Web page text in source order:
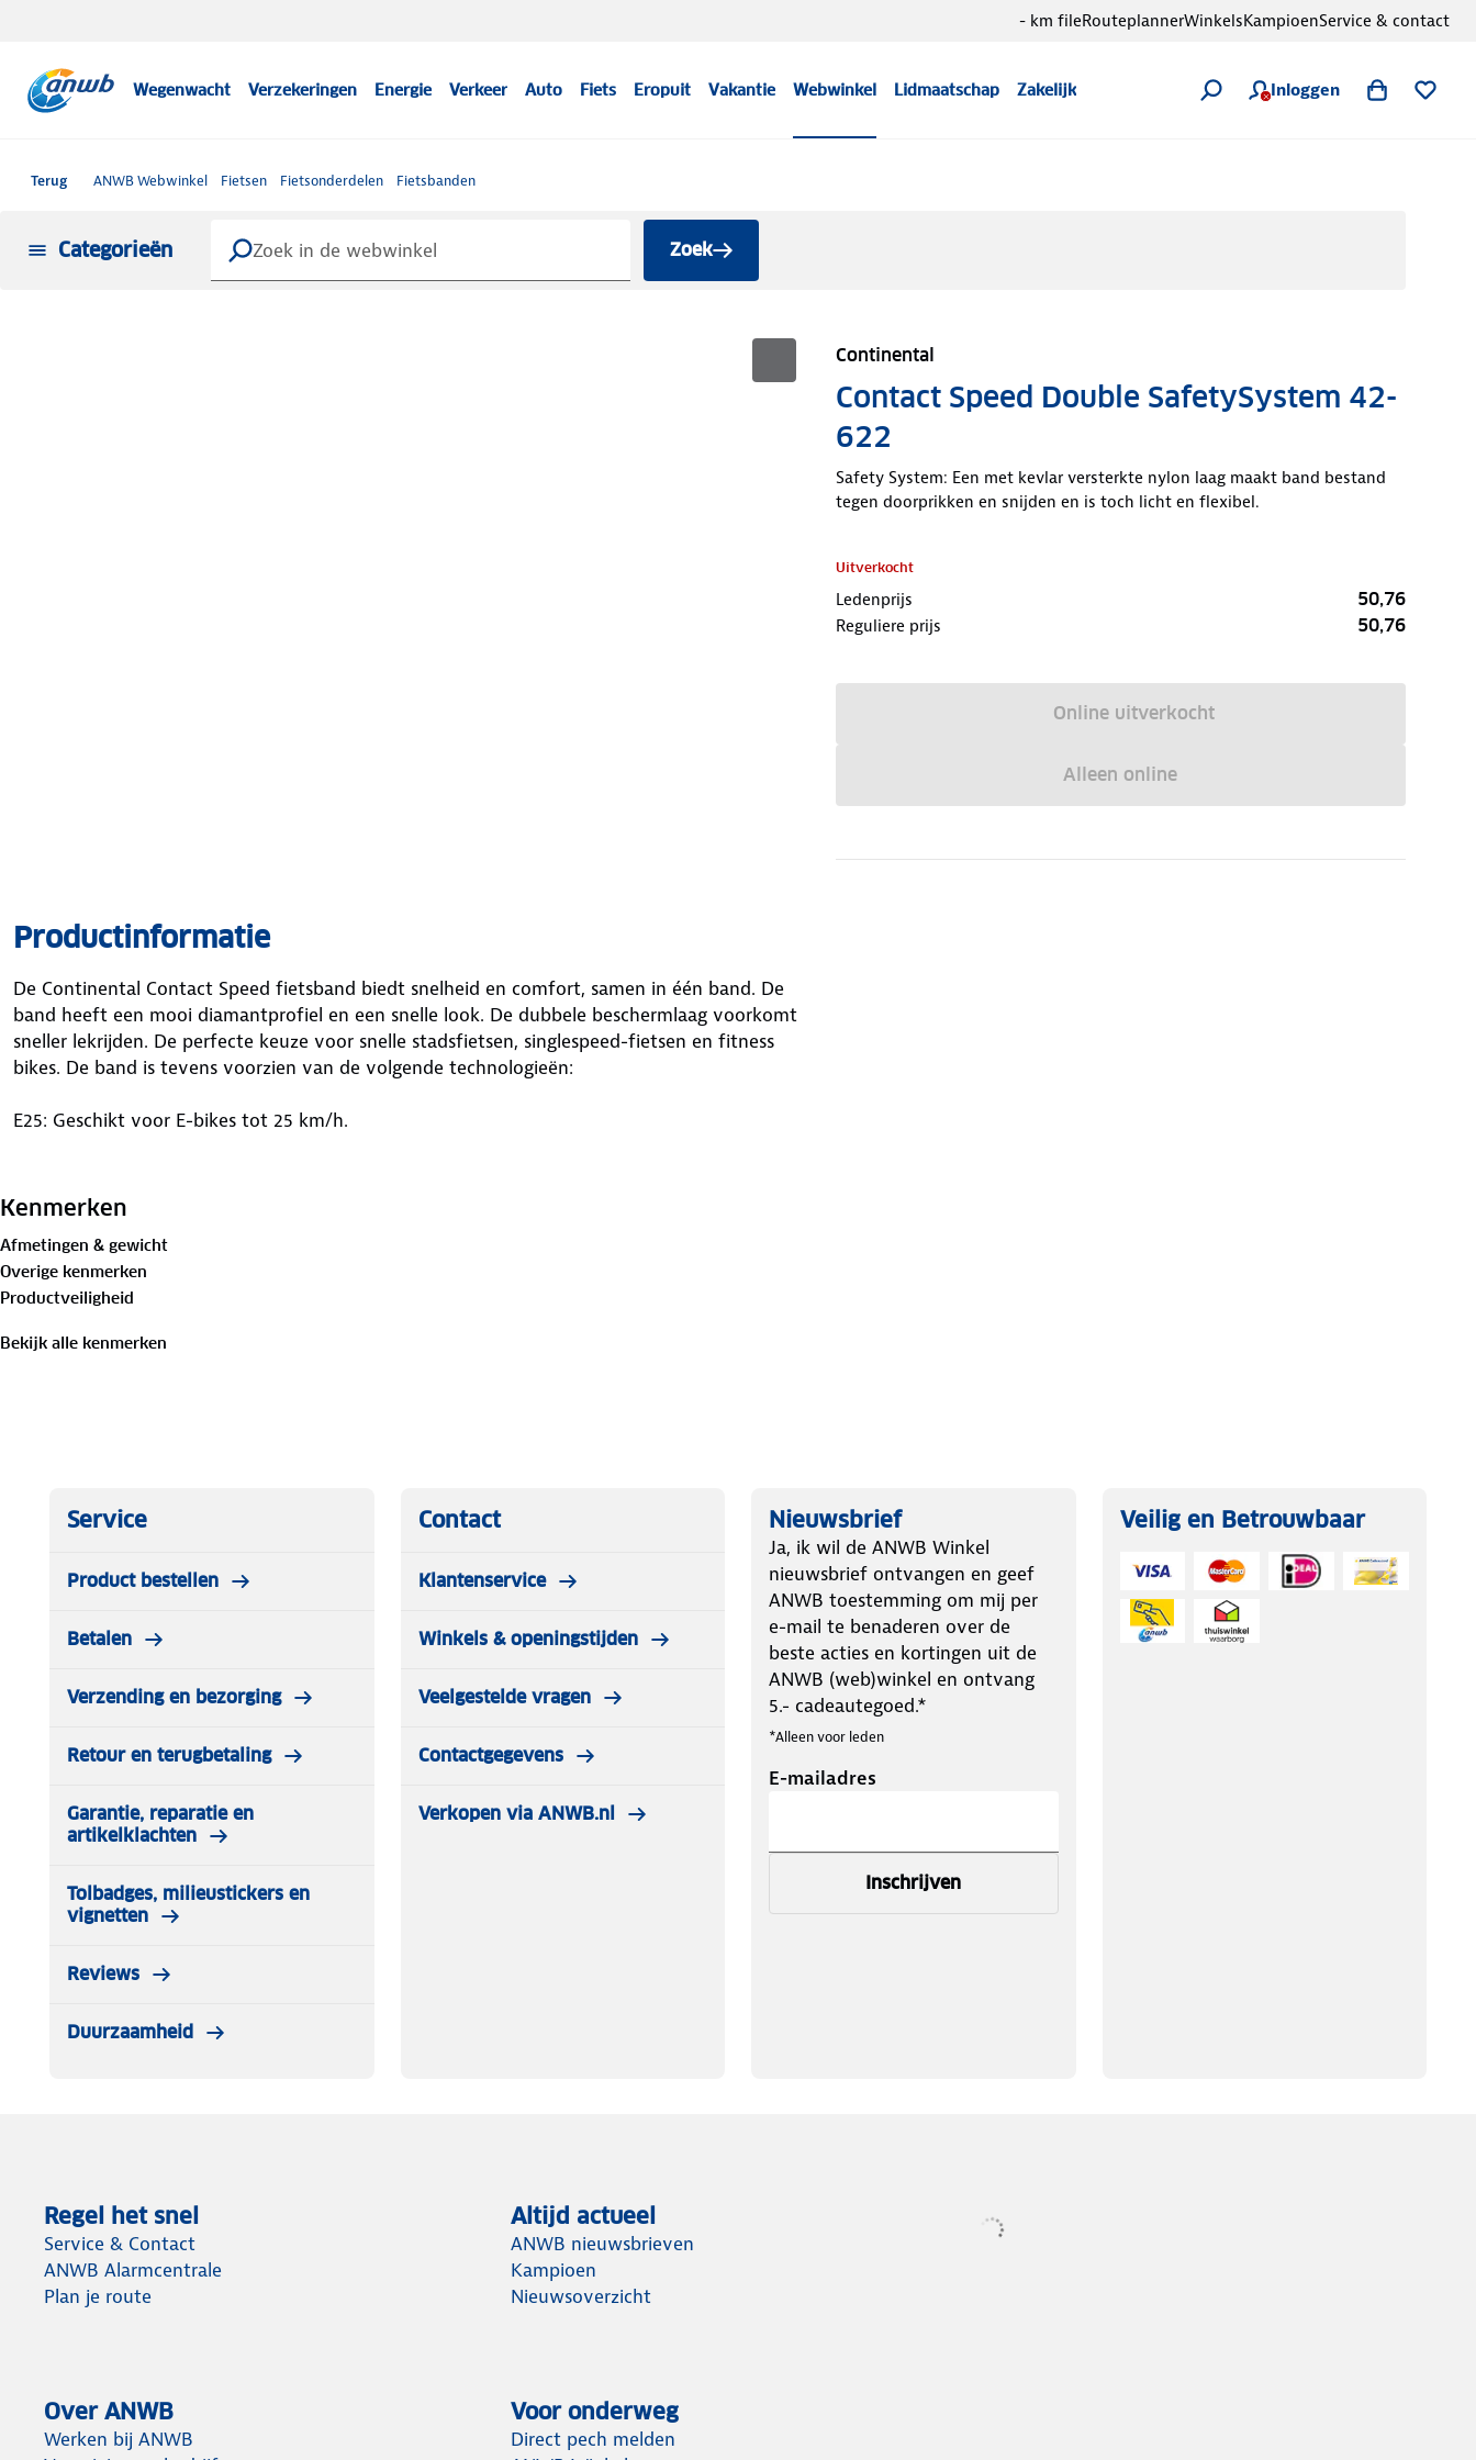
Wegenwacht Verzekeringen Energie Verkeer Auto Fiets Eropuit Vakantie Webwinkel Lidmaatschap Zakelijk Inloggen
- km fileRouteplannerWinkelsKampioenService & contact
Terug ANWB Webwinkel Fietsen Fietsonderdelen Fietsbanden
Categorieën Zoek
Continental
Contact Speed Double SafetySystem 42-
622
Safety System: Een met kevlar versterkte nylon laag maakt band bestand
tegen doorprikken en snijden en is toch licht en flexibel.
Uitverkocht
Ledenprijs 50,76
Reguliere prijs 50,76
Online uitverkocht
Alleen online
Productinformatie
De Continental Contact Speed fietsband biedt snelheid en comfort, samen in één band. De
band heeft een mooi diamantprofiel en een snelle look. De dubbele beschermlaag voorkomt
sneller lekrijden. De perfecte keuze voor snelle stadsfietsen, singlespeed-fietsen en fitness
bikes. De band is tevens voorzien van de volgende technologieën:
E25: Geschikt voor E-bikes tot 25 km/h.
en snijden en is toch licht en flexibel.
Kenmerken
Afmetingen & gewicht
Overige kenmerken
Productveiligheid
Bekijk alle kenmerken
Service
Product bestellen
Betalen
Verzending en bezorging
Retour en terugbetaling
Garantie, reparatie en
artikelklachten
Tolbadges, milieustickers en
vignetten
Reviews
Duurzaamheid
Contact
Klantenservice
Winkels & openingstijden
Veelgestelde vragen
Contactgegevens
Verkopen via ANWB.nl
Nieuwsbrief
Ja, ik wil de ANWB Winkel
nieuwsbrief ontvangen en geef
ANWB toestemming om mij per
e-mail te benaderen over de
beste acties en kortingen uit de
ANWB (web)winkel en ontvang
5.- cadeautegoed.*
*Alleen voor leden
E-mailadres
Inschrijven
Veilig en Betrouwbaar
Regel het snel
Service & Contact
ANWB Alarmcentrale
Plan je route
Altijd actueel
ANWB nieuwsbrieven
Kampioen
Nieuwsoverzicht
Over ANWB
Werken bij ANWB
Voor onderweg
Direct pech melden